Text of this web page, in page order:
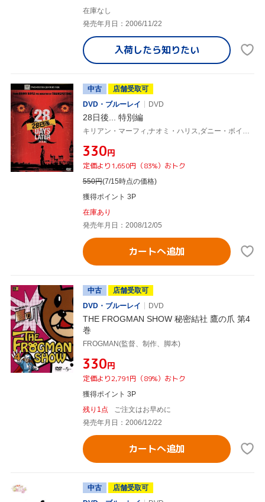
在庫なし
発売年月日：2006/11/22
入荷したら知りたい
中古
店舗受取可
DVD・ブルーレイ
DVD
28日後... 特別編
¥330円
定価より1,650円（83%）おトク
550円(7/15時点の価格)
獲得ポイント 3P
在庫あり
発売年月日：2008/12/05
カートへ追加
中古
店舗受取可
DVD・ブルーレイ
DVD
THE FROGMAN SHOW 秘密結社 鷹の爪 第4
巻
FROGMAN(監督、制作、脚本)
¥330円
定価より2,791円（89%）おトク
獲得ポイント 3P
残り1点
ご注文はお早めに
発売年月日：2006/12/22
カートへ追加
中古
店舗受取可